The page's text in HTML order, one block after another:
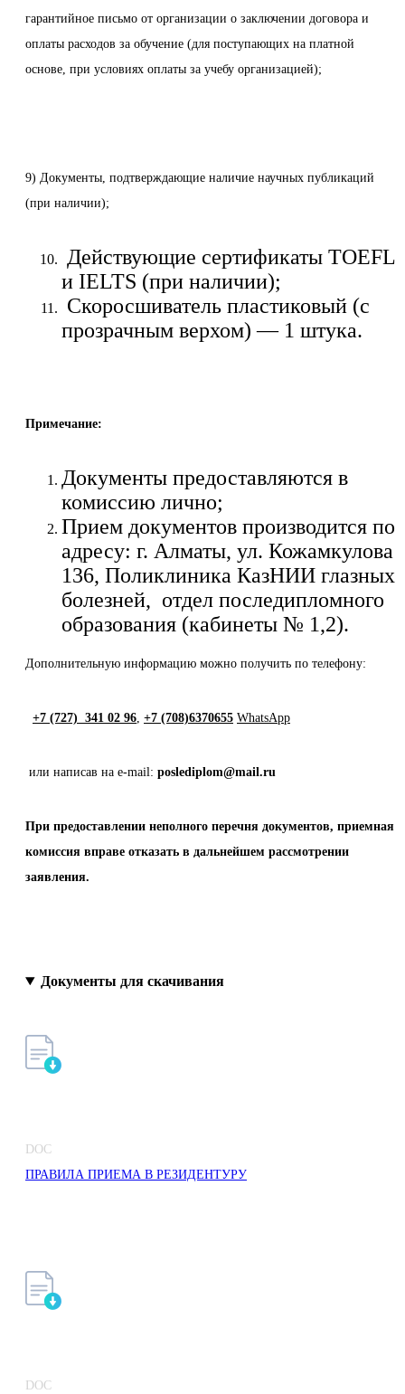
гарантийное письмо от организации о заключении договора и
оплаты расходов за обучение (для поступающих на платной
основе, при условиях оплаты за учебу организацией);
9) Документы, подтверждающие наличие научных публикаций
(при наличии);
Действующие сертификаты TOEFL
и IELTS (при наличии);
Скоросшиватель пластиковый (с
прозрачным верхом) — 1 штука.
Примечание:
Документы предоставляются в
комиссию лично;
Прием документов производится по
адресу: г. Алматы, ул. Кожамкулова
136, Поликлиника КазНИИ глазных
болезней, отдел последипломного
образования (кабинеты № 1,2).
Дополнительную информацию можно получить по телефону:
+7 (727) 341 02 96, +7 (708)6370655 WhatsApp
или написав на е-mail: poslediplom@mail.ru
При предоставлении неполного перечня документов, приемная
комиссия вправе отказать в дальнейшем рассмотрении
заявления.
Документы для скачивания
DOC
ПРАВИЛА ПРИЕМА В РЕЗИДЕНТУРУ
DOC